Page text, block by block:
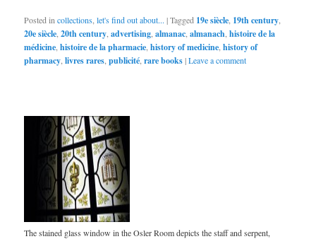
Posted incollections,let's find out about... |Tagged 19e siècle, 19th century,
20e siècle,20th century,advertising,almanac,almanach,histoire de la
médicine,histoire de la pharmacie,history of medicine,history of
pharmacy,livres rares,publicité,rare books|Leave a comment
The stained glass window in the Osler Room depicts the staff and serpent,